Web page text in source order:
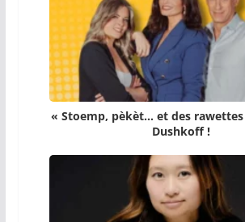
« Stoemp, pèkèt… et des rawettes
Dushkoff !